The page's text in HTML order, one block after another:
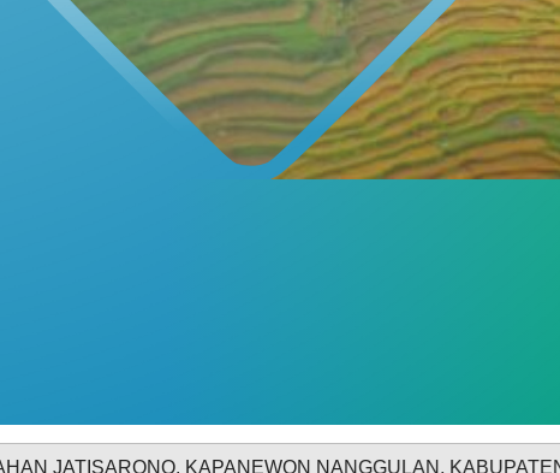
PRODUK HUKUM
KAPANEWON NANGGULAN, KABUPATEN KULON PROGO